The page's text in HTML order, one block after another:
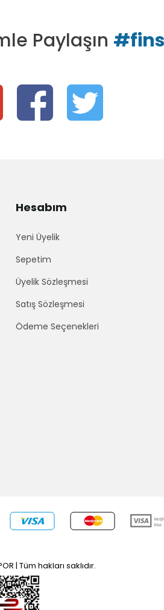
Paylaşın
Hesabım
Yeni Üyelik
Sepetim
Üyelik Sözleşmesi
Satış Sözleşmesi
Ödeme Seçenekleri
| Tüm hakları saklıdır.